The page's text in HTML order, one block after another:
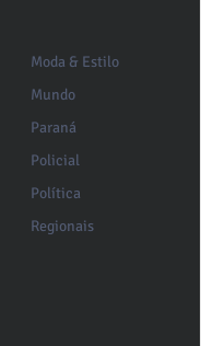
Moda & Estilo
Mundo
Paraná
Policial
Política
Regionais